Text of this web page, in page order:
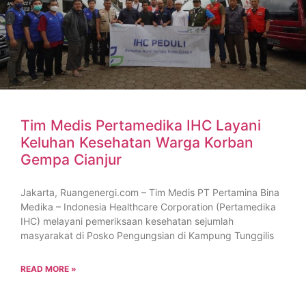
Tim Medis Pertamedika IHC Layani
Keluhan Kesehatan Warga Korban
Gempa Cianjur
Jakarta, Ruangenergi.com – Tim Medis PT Pertamina Bina
Medika – Indonesia Healthcare Corporation (Pertamedika
IHC) melayani pemeriksaan kesehatan sejumlah
masyarakat di Posko Pengungsian di Kampung Tunggilis
READ MORE »